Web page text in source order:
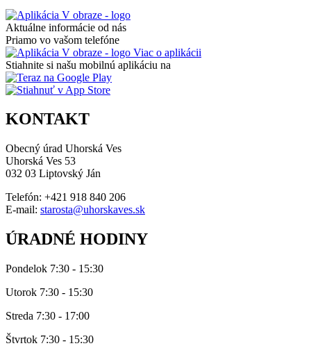
Aktuálne informácie od nás
Priamo vo vašom telefóne
Viac o aplikácii
Stiahnite si našu mobilnú aplikáciu na
KONTAKT
Obecný úrad Uhorská Ves
Uhorská Ves 53
032 03 Liptovský Ján
Telefón: +421 918 840 206
E-mail: starosta@uhorskaves.sk
ÚRADNÉ HODINY
Pondelok 7:30 - 15:30
Utorok 7:30 - 15:30
Streda 7:30 - 17:00
Štvrtok 7:30 - 15:30